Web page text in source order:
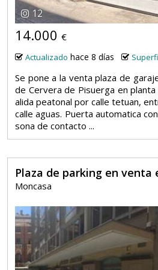
12
14.000 €
Actualizado hace 8 días
Se pone a la venta plaza de
de Cervera de Pisuerga en planta
alida peatonal por calle tetuan,
calle aguas. Puerta automatica
sona de contacto ...
Plaza de parking en venta
Moncasa